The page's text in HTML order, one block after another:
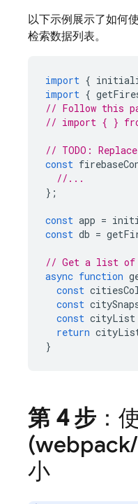
以下示例展示了如何
检索数据列表。
import {
import {
// Follow this
// import { }
// TODO:
const
//...
};
const app =
const db =
// Get a list of
async function
const
const
const cityList
return
}
第 4 步 ：
(webpack/
小